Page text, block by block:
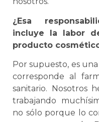
¿Esa
incluye la labor
producto
Por supuesto, es
corresponde al
sanitario. Nosotros
trabajando
no sólo porque lo